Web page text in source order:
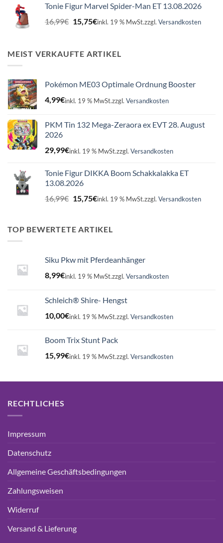
16,99€15,75€.
Tonie Figur Marvel Spider-Man ET 13.08.2026
16,99€ Ursprünglicher
Preis
16,99€
15,75€Aktueller
15,75€.
inkl. 19 % MwSt.zzgl. Versandkosten
MEIST VERKAUFTE ARTIKEL
Pokémon ME03 Optimale Ordnung Booster
4,99€inkl. 19 % MwSt.zzgl. Versandkosten
PKM Tin 132 Mega-Zeraora ex EVT 28. August
2026
29,99€inkl. 19 % MwSt.zzgl. Versandkosten
Tonie Figur DIKKA Boom Schakkalakka ET
13.08.2026
16,99€ Ursprünglicher
Preis
16,99€
15,75€Aktueller
15,75€.
inkl. 19 % MwSt.zzgl. Versandkosten
TOP BEWERTETE ARTIKEL
Siku Pkw mit Pferdeanhänger
8,99€inkl. 19 % MwSt.zzgl. Versandkosten
Schleich® Shire- Hengst
10,00€inkl. 19 % MwSt.zzgl. Versandkosten
Boom Trix Stunt Pack
15,99€inkl. 19 % MwSt.zzgl. Versandkosten
RECHTLICHES
Impressum
Datenschutz
Allgemeine Geschäftsbedingungen
Zahlungsweisen
Widerruf
Versand & Lieferung